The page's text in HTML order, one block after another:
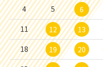
4 5 6
11 12 13
18 19 20